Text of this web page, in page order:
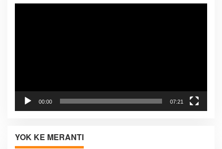
00:00 07:21
YOK KE MERANTI